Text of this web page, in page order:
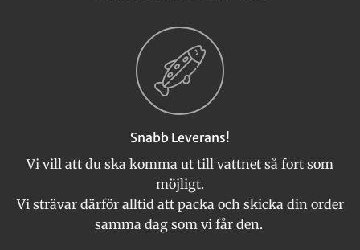
Snabb Leverans!
Vi vill att du ska komma ut till vattnet så fort som
möjligt.
Vi strävar därför alltid att packa och skicka din order
samma dag som vi får den.